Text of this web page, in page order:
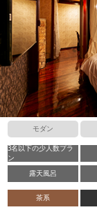
モダン
3名以下の少人数プラ
ン
露天風呂
茶系